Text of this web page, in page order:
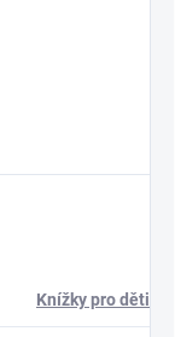
Knížky pro děti